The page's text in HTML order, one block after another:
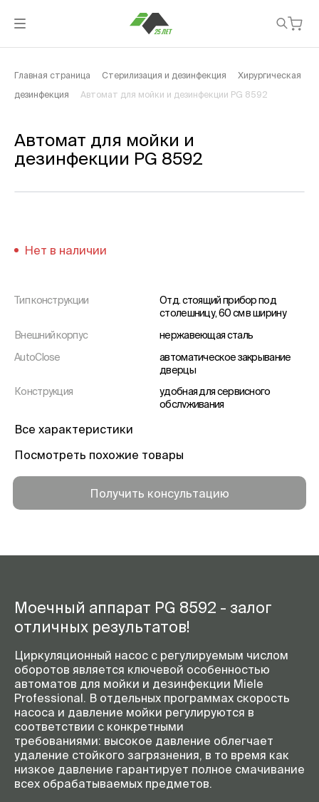
Главная страница Стерилизация и дезинфекция Хирургическая
дезинфекция Автомат для мойки и дезинфекции PG 8592
Автомат для мойки и
дезинфекции PG 8592
Нет в наличии
Тип конструкции
Отд. стоящий прибор под
столешницу, 60 см в ширину
Внешний корпус
нержавеющая сталь
AutoClose
автоматическое закрывание
дверцы
Конструкция
удобная для сервисного
обслуживания
Дополнительно
Контроль значения А0
есть
случае отключения
электроэнергии
Выбор языка сообщений на
дисплее
есть
Все характеристики
Посмотреть похожие товары
Получить консультацию
Моечный аппарат PG 8592 - залог
отличных результатов!
Циркуляционный насос с регулируемым числом
оборотов является ключевой особенностью
автоматов для мойки и дезинфекции Miele
Professional. В отдельных программах скорость
насоса и давление мойки регулируются в
соответствии с конкретными
требованиями: высокое давление облегчает
удаление стойкого загрязнения, в то время как
низкое давление гарантирует полное смачивание
всех обрабатываемых предметов.